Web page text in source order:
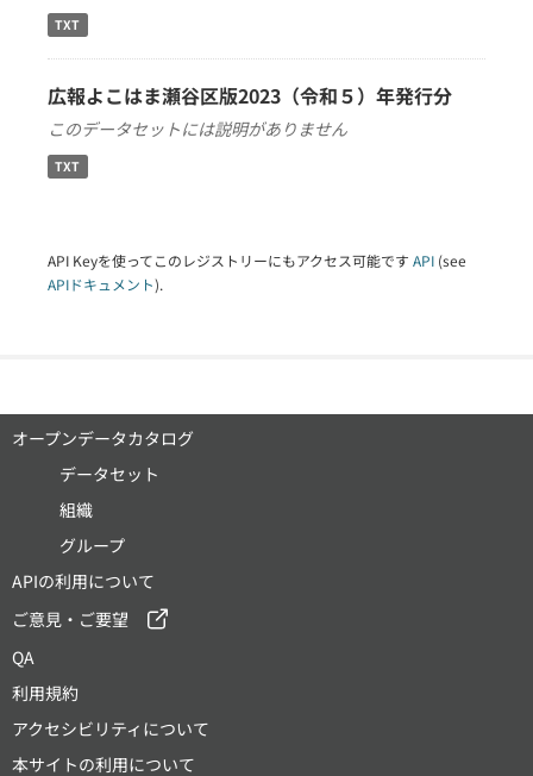
TXT
広報よこはま瀬谷区版2023（令和５）年発行分
このデータセットには説明がありません
TXT
API Keyを使ってこのレジストリーにもアクセス可能です API (see
APIドキュメント).
オープンデータカタログ
データセット
組織
グループ
APIの利用について
ご意見・ご要望
QA
利用規約
アクセシビリティについて
本サイトの利用について